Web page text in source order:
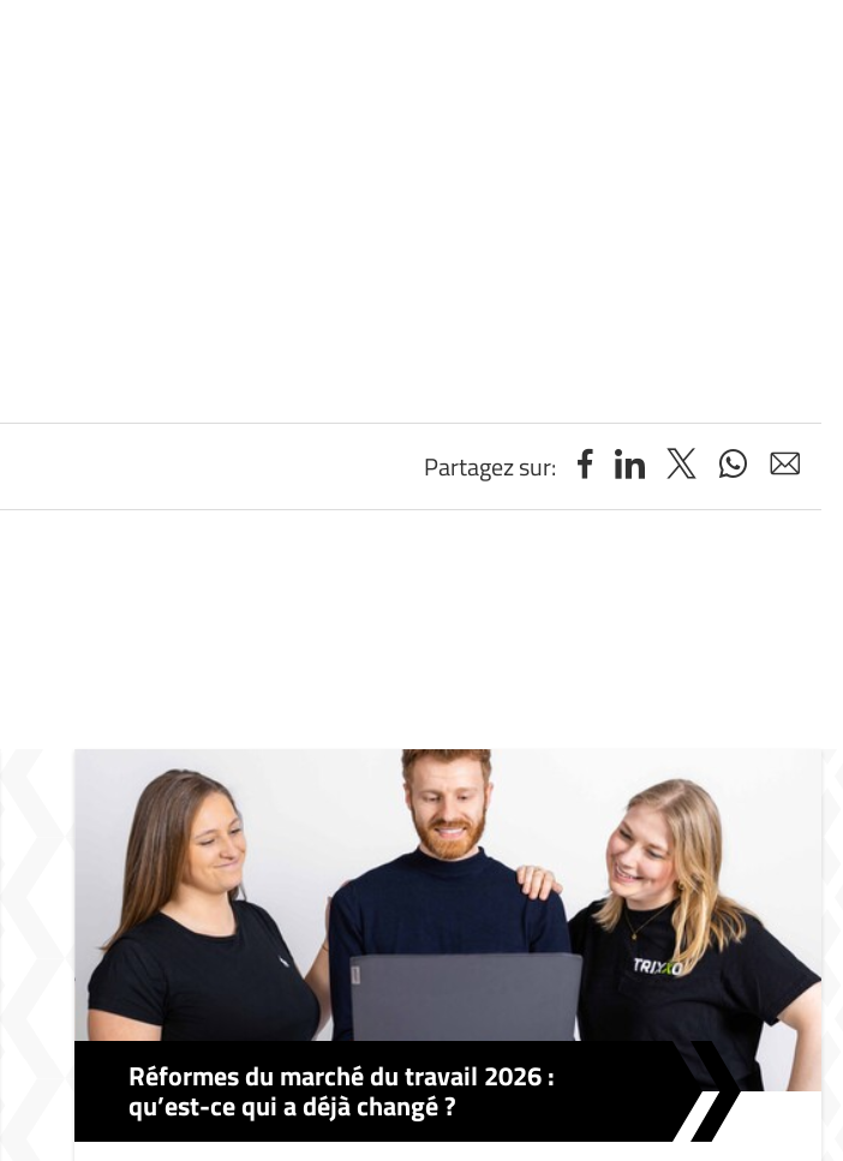
Partagez sur:
Réformes du marché du travail 2026 :
qu’est-ce qui a déjà changé ?